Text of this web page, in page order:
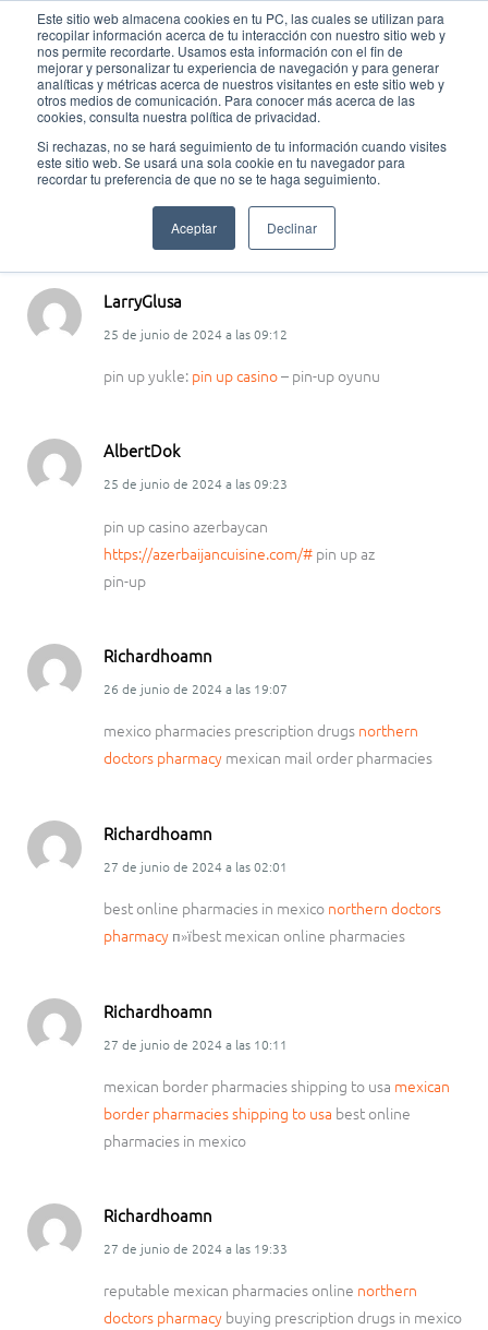
Este sitio web almacena cookies en tu PC, las cuales se utilizan para
recopilar información acerca de tu interacción con nuestro sitio web y
nos permite recordarte. Usamos esta información con el fin de
mejorar y personalizar tu experiencia de navegación y para generar
analíticas y métricas acerca de nuestros visitantes en este sitio web y
otros medios de comunicación. Para conocer más acerca de las
cookies, consulta nuestra política de privacidad.
Si rechazas, no se hará seguimiento de tu información cuando visites
este sitio web. Se usará una sola cookie en tu navegador para
recordar tu preferencia de que no se te haga seguimiento.
Aceptar Declinar
6 comentarios Contraer comentarios
LarryGlusa
25 de junio de 2024a las09:12
pin up yukle: pin up casino– pin-up oyunu
AlbertDok
25 de junio de 2024a las09:23
pin up casino azerbaycan
https://azerbaijancuisine.com/#pin up az
pin-up
Richardhoamn
26 de junio de 2024a las 19:07
mexico pharmacies prescription drugs northern
doctors pharmacymexican mail order pharmacies
Richardhoamn
27 de junio de 2024a las02:01
best online pharmacies in mexico northern doctors
pharmacyп»їbest mexican online pharmacies
Richardhoamn
27 de junio de 2024a las 10:11
mexican border pharmacies shipping to usa mexican
border pharmacies shipping to usa best online
pharmacies in mexico
Richardhoamn
27 de junio de 2024a las 19:33
reputable mexican pharmacies online northern
doctors pharmacybuying prescription drugs in mexico